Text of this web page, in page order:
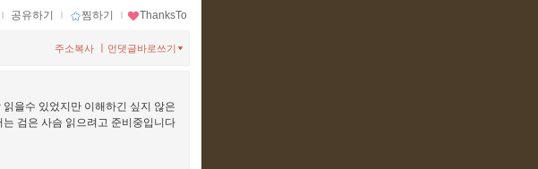
ｌ 공유하기 ｌ 찜하기 ｌ ThanksTo
먼댓글바로쓰기
주소복사
을수 있었지만 이해하긴 싶지 않은
검은 사슴 읽으려고 준비중입니다